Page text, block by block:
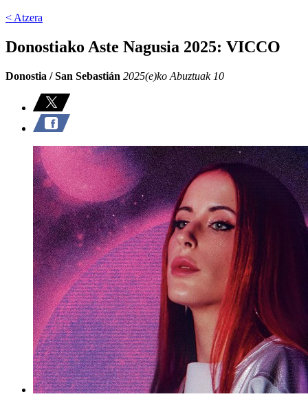
< Atzera
Donostiako Aste Nagusia 2025: VICCO
Donostia / San Sebastián 2025(e)ko Abuztuak 10